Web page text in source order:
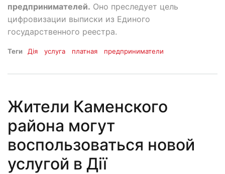
предпринимателей. Оно преследует цель
цифровизации выписки из Единого
государственного реестра.
Теги Дія услуга платная предприниматели
Жители Каменского
района могут
воспользоваться новой
услугой в Дії